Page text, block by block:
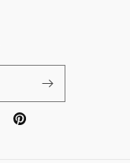
Pinterest